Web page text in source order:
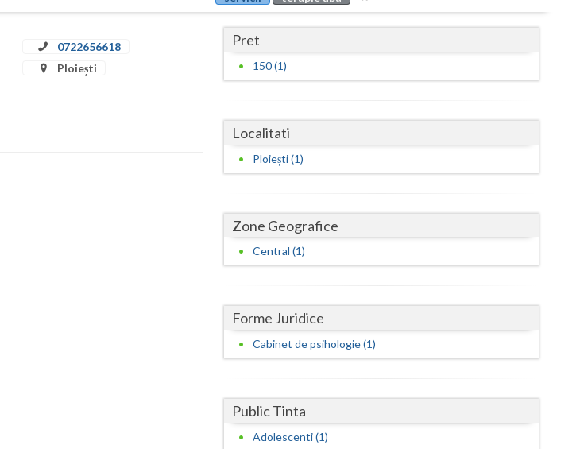
Buzau
Galati
Harghita
0722656618
Ploiești
Pret
150 (1)
Localitati
Ploiești (1)
Zone Geografice
Central (1)
Forme Juridice
Cabinet de psihologie (1)
Public Tinta
Adolescenti (1)